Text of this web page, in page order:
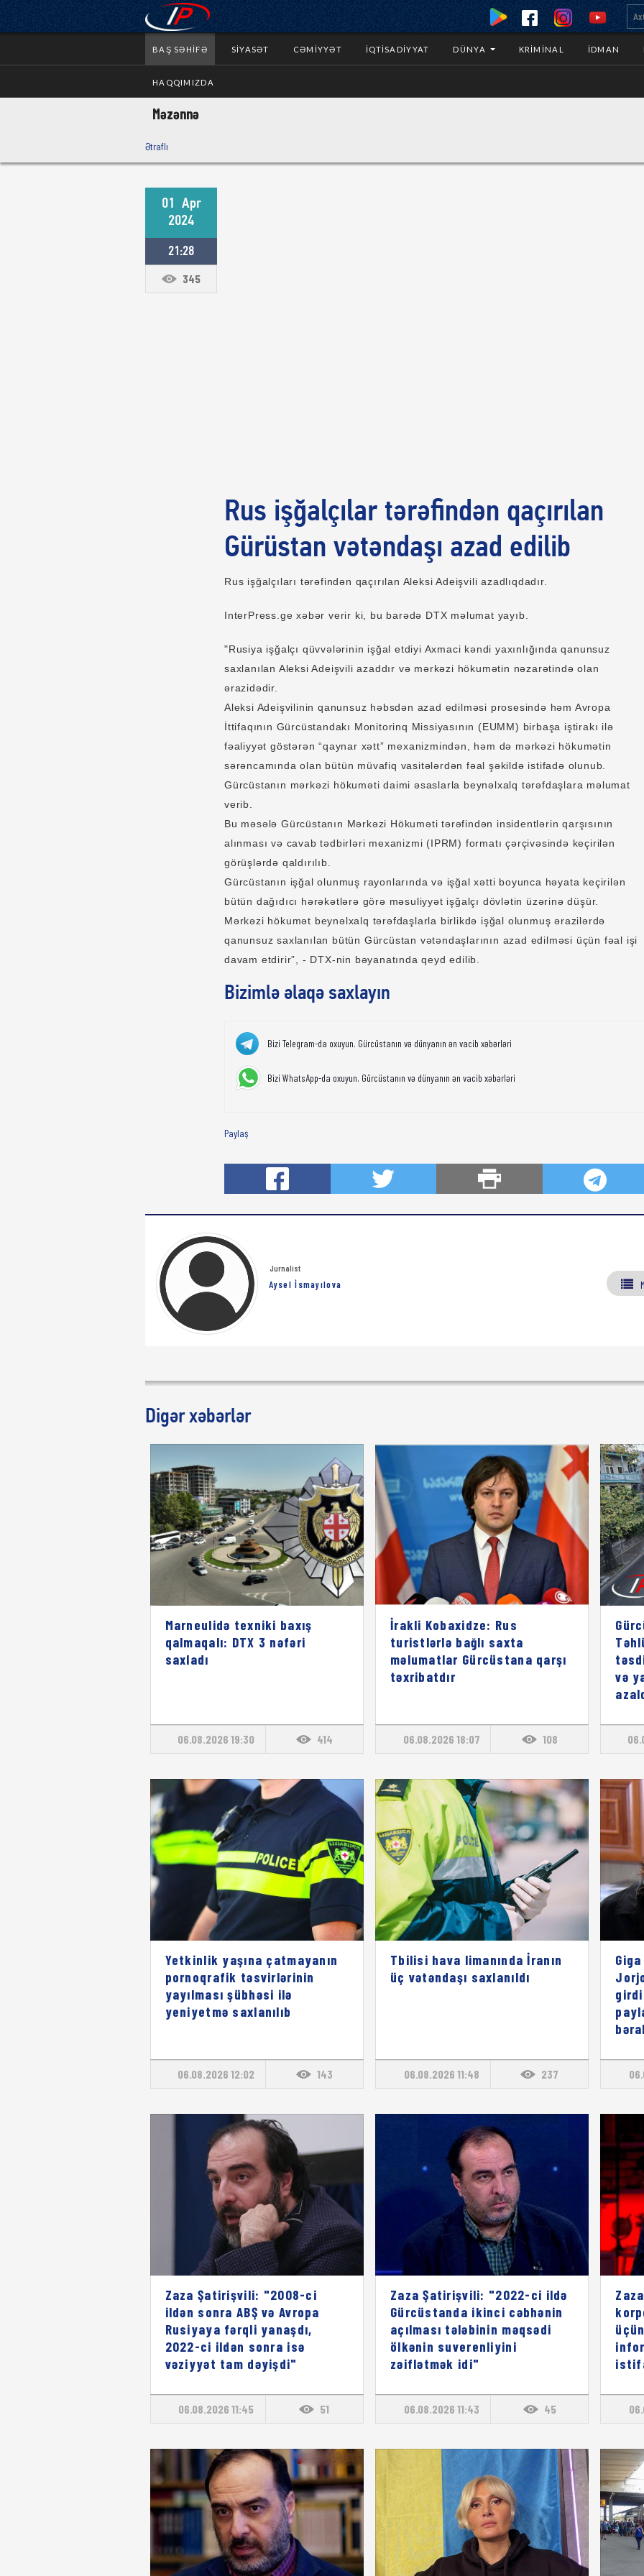
BAŞ SƏHIFƏ SIYASƏT CƏMIYYƏT İQTISADIYYAT DÜNYA KRIMINAL İDMAN
HAQQIMIZDA
Məzənnə
Ətraflı
01 Apr
2024
21:28
345
Rus işğalçılar tərəfindən qaçırılan
Gürüstan vətəndaşı azad edilib
Rus işğalçıları tərəfindən qaçırılan Aleksi Adeişvili azadlıqdadır.
InterPress.ge xəbər verir ki, bu barədə DTX məlumat yayıb.
"Rusiya işğalçı qüvvələrinin işğal etdiyi Axmaci kəndi yaxınlığında qanunsuz
saxlanılan Aleksi Adeişvili azaddır və mərkəzi hökumətin nəzarətində olan
ərazidədir.
Aleksi Adeişvilinin qanunsuz həbsdən azad edilməsi prosesində həm Avropa
İttifaqının Gürcüstandakı Monitorinq Missiyasının (EUMM) birbaşa iştirakı ilə
fəaliyyət göstərən “qaynar xətt” mexanizmindən, həm də mərkəzi hökumətin
sərəncamında olan bütün müvafiq vasitələrdən fəal şəkildə istifadə olunub.
Gürcüstanın mərkəzi hökuməti daimi əsaslarla beynəlxalq tərəfdaşlara məlumat
verib.
Bu məsələ Gürcüstanın Mərkəzi Hökuməti tərəfindən insidentlərin qarşısının
alınması və cavab tədbirləri mexanizmi (IPRM) formatı çərçivəsində keçirilən
görüşlərdə qaldırılıb.
Gürcüstanın işğal olunmuş rayonlarında və işğal xətti boyunca həyata keçirilən
bütün dağıdıcı hərəkətlərə görə məsuliyyət işğalçı dövlətin üzərinə düşür.
Mərkəzi hökumət beynəlxalq tərəfdaşlarla birlikdə işğal olunmuş ərazilərdə
qanunsuz saxlanılan bütün Gürcüstan vətəndaşlarının azad edilməsi üçün fəal işi
davam etdirir”, - DTX-nin bəyanatında qeyd edilib.
Bizimlə əlaqə saxlayın
Bizi Telegram-da oxuyun. Gürcüstanın və dünyanın ən vacib xəbərləri
Bizi WhatsApp-da oxuyun. Gürcüstanın və dünyanın ən vacib xəbərləri
Paylaş
Jurnalist
Aysel İsmayılova
Digər xəbərlər
Marneulidə texniki baxış
qalmaqalı: DTX 3 nəfəri
saxladı
06.08.2026 19:30 414
İrakli Kobaxidze: Rus
turistlərlə bağlı saxta
məlumatlar Gürcüstana qarşı
təxribatdır
06.08.2026 18:07 108
və
Yetkinlik yaşına çatmayanın
pornoqrafik təsvirlərinin
yayılması şübhəsi ilə
yeniyetmə saxlanılıb
06.08.2026 12:02 143
Tbilisi hava limanında İranın
üç vətəndaşı saxlanıldı
06.08.2026 11:48 237
Zaza Şatirişvili: "2008-ci
ildən sonra ABŞ və Avropa
Rusiyaya fərqli yanaşdı,
2022-ci ildən sonra isə
vəziyyət tam dəyişdi"
06.08.2026 11:45 51
Zaza Şatirişvili: "2022-ci ildə
Gürcüstanda ikinci cəbhənin
açılması tələbinin məqsədi
ölkənin suverenliyini
zəiflətmək idi"
06.08.2026 11:43 45